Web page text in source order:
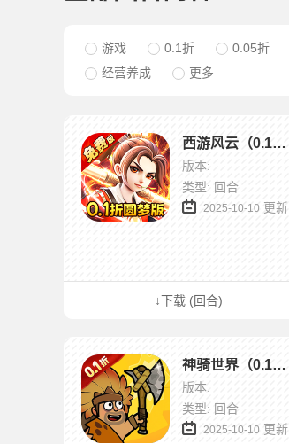
游戏 0.1折 0.05折
经营养成
更多
西游风云（0.1折圆梦版）
版本:
类型: 回合
2025-10-10 更新
↓下载 (回合)
神骑世界（0.1折原始部落）
版本:
类型: 回合
2025-10-10 更新